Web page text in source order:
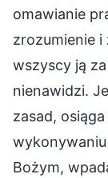
omawianie
zrozumienie i
wszyscy ją
nienawidzi.
zasad,
Bożym,